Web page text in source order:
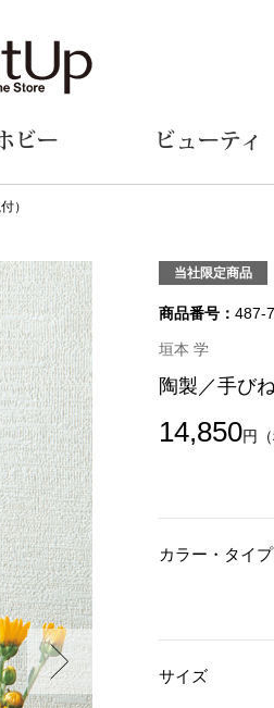
サリー
和装
和装小物
その他
ファッション
帽子
マフラー／スヌード
スカーフ／ストール
手袋
ベルト
その他
その他
ビー ビューティ
）
当社限定商品
商品番号： 487-
垣本 学
陶製／手び
14,850円
カラー・タイプ
サイズ